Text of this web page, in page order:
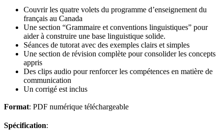
Couvrir les quatre volets du programme d’enseignement du
français au Canada
Une section “Grammaire et conventions linguistiques” pour
aider à construire une base linguistique solide.
Séances de tutorat avec des exemples clairs et simples
Une section de révision complète pour consolider les concepts
appris
Des clips audio pour renforcer les compétences en matière de
communication
Un corrigé est inclus
Format: PDF numérique téléchargeable
Spécification: